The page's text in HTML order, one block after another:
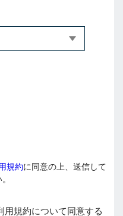
規約に同意の上、送信して
用規約について同意する